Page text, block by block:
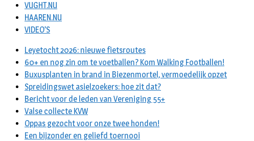
VUGHT.NU
HAAREN.NU
VIDEO’S
Leyetocht 2026: nieuwe fietsroutes
60+ en nog zin om te voetballen? Kom Walking Footballen!
Buxusplanten in brand in Biezenmortel, vermoedelijk opzet
Spreidingswet asielzoekers: hoe zit dat?
Bericht voor de leden van Vereniging 55+
Valse collecte KVW
Oppas gezocht voor onze twee honden!
Een bijzonder en geliefd toernooi